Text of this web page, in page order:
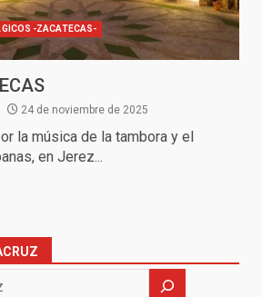
-ZACATECAS-
24 de noviembre de 2025
la música de la tambora y el
en Jerez...